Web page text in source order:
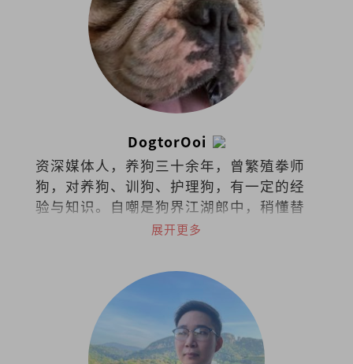
DogtorOoi
资深媒体人，养狗三十余年，曾繁殖拳师
狗，对养狗、训狗、护理狗，有一定的经
验与知识。自嘲是狗界江湖郎中，稍懂替
狗探脉与接生，小病可给参考意见，大病
展开更多